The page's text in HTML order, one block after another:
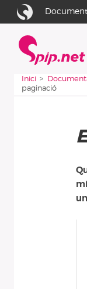
Aller au contenu
Aller à la
Vous êtes ici :
Inici
paginació